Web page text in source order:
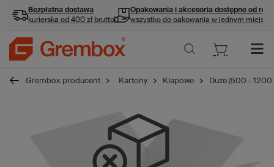
Bezpłatna dostawa
kurierska od 400 zł brutto
Opakowania i akcesoria dostępne od ręki
wszystko do pakowania w jednym miejscu
Grembox producent Kartony Klapowe Duże (500 -